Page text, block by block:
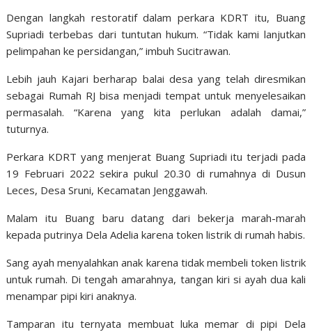
Dengan langkah restoratif dalam perkara KDRT itu, Buang
Supriadi terbebas dari tuntutan hukum. “Tidak kami lanjutkan
pelimpahan ke persidangan,” imbuh Sucitrawan.
Lebih jauh Kajari berharap balai desa yang telah diresmikan
sebagai Rumah RJ bisa menjadi tempat untuk menyelesaikan
permasalah. “Karena yang kita perlukan adalah damai,”
tuturnya.
Perkara KDRT yang menjerat Buang Supriadi itu terjadi pada
19 Februari 2022 sekira pukul 20.30 di rumahnya di Dusun
Leces, Desa Sruni, Kecamatan Jenggawah.
Malam itu Buang baru datang dari bekerja marah-marah
kepada putrinya Dela Adelia karena token listrik di rumah habis.
Sang ayah menyalahkan anak karena tidak membeli token listrik
untuk rumah. Di tengah amarahnya, tangan kiri si ayah dua kali
menampar pipi kiri anaknya.
Tamparan itu ternyata membuat luka memar di pipi Dela